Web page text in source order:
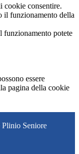
cookie consentire.
il funzionamento della
funzionamento potete
essere
pagina della cookie
Seniore